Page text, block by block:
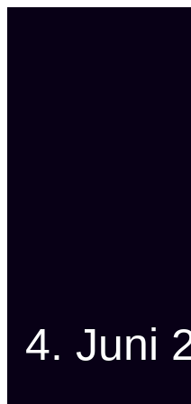
4. Juni